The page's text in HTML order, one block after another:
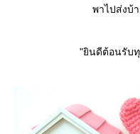
พาไปส่งบ้
"ยินดีต้อนรับ